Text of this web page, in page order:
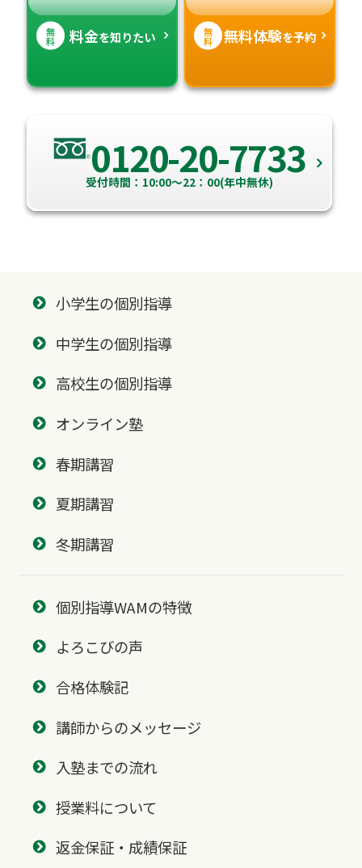
無
料 料金を知りたい 無
料 無料体験を予約
0120-20-7733
受付時間：10:00～22：00(年中無休)
小学生の個別指導
中学生の個別指導
高校生の個別指導
オンライン塾
春期講習
夏期講習
冬期講習
個別指導WAMの特徴
よろこびの声
合格体験記
講師からのメッセージ
入塾までの流れ
授業料について
返金保証・成績保証